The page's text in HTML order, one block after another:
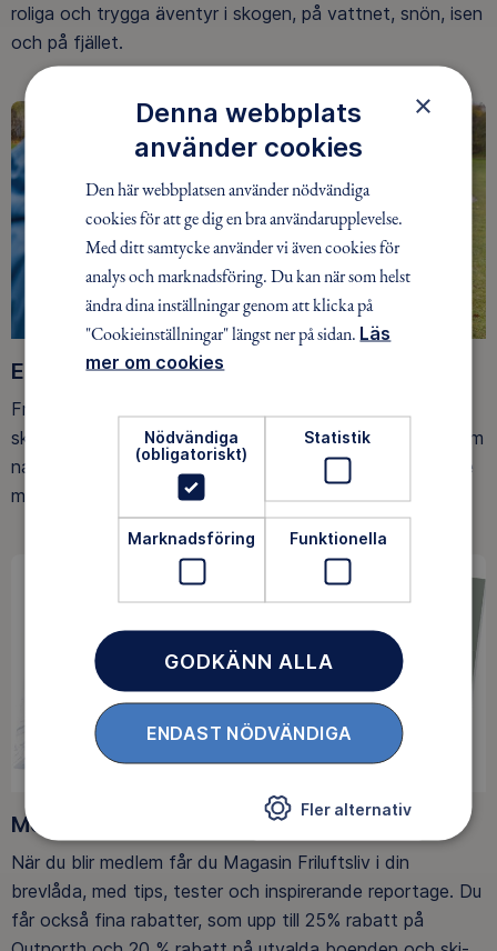
roliga och trygga äventyr i skogen, på vattnet, snön, isen
och på fjället.
Ett friluftsliv för alla
Friluftsfrämjandet arbetar för att så många som möjligt
ska upptäcka den rörelseglädje och de hälsoeffekter som
naturen ger. Som medlem bidrar du också till vårt arbete
med att skydda allemansrätten.
Medlemsförmåner
När du blir medlem får du Magasin Friluftsliv i din
brevlåda, med tips, tester och inspirerande reportage. Du
får också fina rabatter, som upp till 25% rabatt på
×
Denna webbplats
använder cookies
Den här webbplatsen använder nödvändiga
cookies för att ge dig en bra användarupplevelse.
Med ditt samtycke använder vi även cookies för
analys och marknadsföring. Du kan när som helst
ändra dina inställningar genom att klicka på
"Cookieinställningar" längst ner på sidan. Läs
mer om cookies
Nödvändiga
(obligatoriskt)
Statistik
Marknadsföring Funktionella
GODKÄNN ALLA
ENDAST NÖDVÄNDIGA
Fler alternativ